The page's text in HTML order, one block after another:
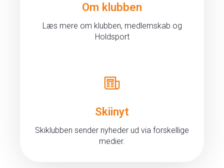
Om klubben
Læs mere om klubben, medlemskab og
Holdsport
Skiinyt
Skiklubben sender nyheder ud via forskellige
medier.